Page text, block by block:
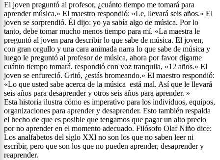
El joven preguntó al profesor, ¿cuánto tiempo me tomará para
aprender música.» El maestro respondió: «Le, llevará seis años.» El
joven se sorprendió. Él dijo: yo ya sabía algo de música. Por lo
tanto, debe tomar mucho menos tiempo para mí. «La maestra le
preguntó al joven para describir lo que sabe de música. El joven,
con gran orgullo y una cara animada narra lo que sabe de música y
luego le preguntó al profesor de música, ahora por favor dígame
cuánto tiempo tomará. respondió con voz tranquila, «12 años.» El
joven se enfureció. Gritó, ¿estás bromeando.» El maestro respondió:
«Lo que usted sabe acerca de la música está mal. Así que le llevará
seis años para desaprender y otros seis años para aprender. »
Esta historia ilustra cómo es imperativo para los individuos, equipos,
organizaciones para aprender y desaprender. Esto también respalda
el hecho de que es posible que tengamos que pagar un alto precio
por no aprender en el momento adecuado. Filósofo Olaf Niño dice:
Los analfabetos del siglo XXl no son los que no saben leer ni
escribir, pero que son los que no pueden aprender, desaprender y
reaprender.